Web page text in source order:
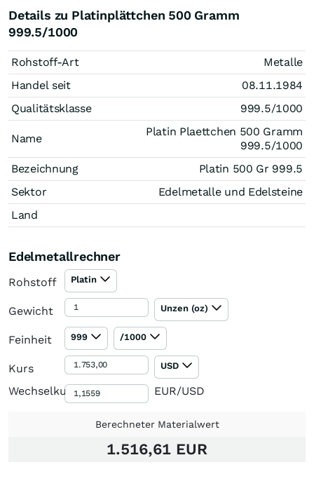
Details zu Platinplättchen 500 Gramm
999.5/1000
Rohstoff-Art
Metalle
Handel seit
08.11.1984
Qualitätsklasse
999.5/1000
Name
Platin Plaettchen 500 Gramm
999.5/1000
Bezeichnung
Platin 500 Gr 999.5
Sektor
Edelmetalle und Edelsteine
Land
Edelmetallrechner
Rohstoff Platin
Gewicht Unzen (oz)
Feinheit 999 /1000
Kurs USD
Wechselkurs EUR/USD
Berechneter Materialwert
1.516,61 EUR